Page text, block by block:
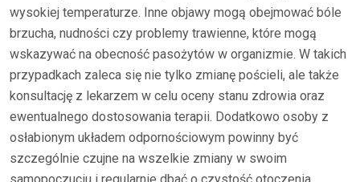
wysokiej temperaturze. Inne objawy mogą obejmować bóle
brzucha, nudności czy problemy trawienne, które mogą
wskazywać na obecność pasożytów w organizmie. W takich
przypadkach zaleca się nie tylko zmianę pościeli, ale także
konsultację z lekarzem w celu oceny stanu zdrowia oraz
ewentualnego dostosowania terapii. Dodatkowo osoby z
osłabionym układem odpornościowym powinny być
szczególnie czujne na wszelkie zmiany w swoim